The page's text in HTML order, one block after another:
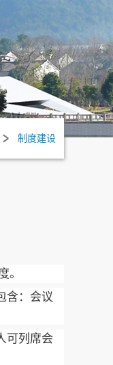
制度建设
。
含：会议
可列席会